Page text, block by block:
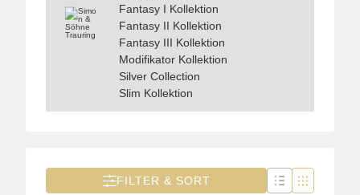
Fantasy I Kollektion
Fantasy II Kollektion
Fantasy III Kollektion
Modifikator Kollektion
Silver Collection
Slim Kollektion
FILTER & SORT